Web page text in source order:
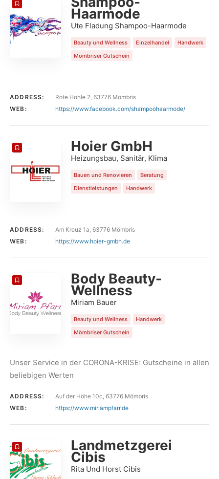
Haarmode
Ute Fladung Shampoo-Haarmode
Beauty und Wellness Einzelhandel
Handwerk
Mömbriser Gutschein
ADDRESS:
Rote Hohle 2, 63776 Mömbris
WEB:
https://www.facebook.com/shampoohaarmode/
Hoier GmbH
Heizungsbau, Sanitär, Klima
Bauen und Renovieren
Beratung
Dienstleistungen
Handwerk
ADDRESS:
Am Kreuz 1a, 63776 Mömbris
WEB:
https://www.hoier-gmbh.de
Body Beauty-
Wellness
Miriam Bauer
Beauty und Wellness
Handwerk
Mömbriser Gutschein
Unser Service in der CORONA-KRISE: Gutscheine in allen
beliebigen Werten
ADDRESS:
Auf der Höhe 10c, 63776 Mömbris
WEB:
https://www.miriampfarr.de
Landmetzgerei
Cibis
Rita Und Horst Cibis